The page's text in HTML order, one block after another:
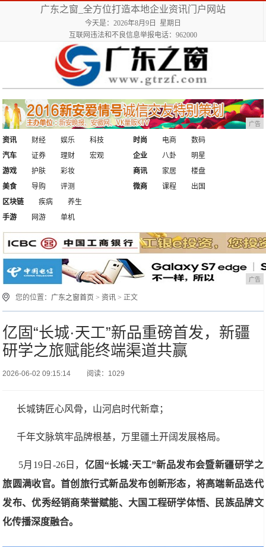
广东之窗_全方位打造本地企业资讯门户网站
今天是：2026年8月9日 星期日
互联网违法和不良信息举报电话：962000
广告
资讯 财经 娱乐
科技
汽车
证券 理财 宏观
时尚 电商
数码
企业
八卦
明星
游戏
护肤
彩妆
美食
导购 评测
商讯 家居
楼盘
微商
课程
出国
区块链
疾病
养生
手游
网游 单机
广告
您的位置： 广东之窗首页 >资讯 > 正文
亿固“长城·天工”新品重磅首发，新疆
研学之旅赋能终端渠道共赢
2026-06-02 09:15:14 阅读：1029
长城铸匠心风骨，山河启时代新章；
千年文脉筑牢品牌根基，万里疆土开阔发展格局。
5月19日-26日， 亿固“长城·天工”新品发布会暨新疆研学之
旅圆满收官。首创旅行式新品发布创新形态，将高端新品迭代
发布、优秀经销商荣誉赋能、大国工程研学体悟、民族品牌文
化传播深度融合。